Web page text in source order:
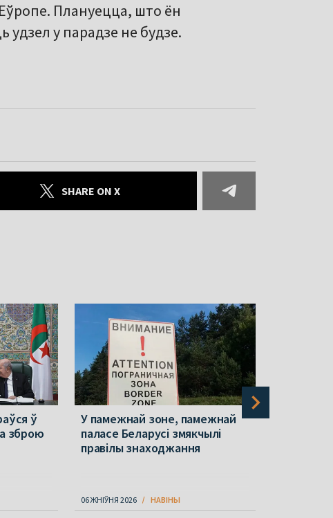
Еўропе. Плануецца, што ён
удзел у парадзе не будзе.
SHARE ON X
ў
зброю
У памежнай зоне, памежнай
паласе Беларусі змякчылі
правілы знаходжання
06 ЖНІЎНЯ 2026 НАВІНЫ